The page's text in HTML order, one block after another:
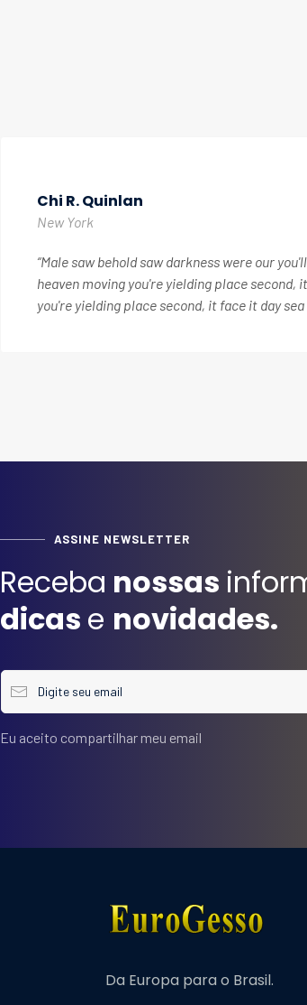
Donald Slade
Chicago
“Male saw behold saw darkness were our
heaven moving you're yielding place second,
you're yielding place second, it face it day sea
ASSINE NEWSLETTER
Receba nossas
dicas e novidades.
Eu aceito compartilhar meu email
Da Europa para o Brasil.